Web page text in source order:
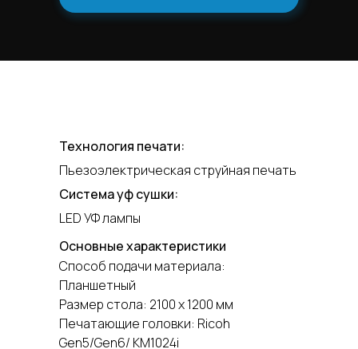
Основные характеристики
Способ подачи материала:
Планшетный
Размер стола: 2100 х 1200 мм
Печатающие головки: Ricoh
Gen5/Gen6/ KM1024i
Технология печати:
Система уф сушки:
Пьезоэлектрическая струйная печать
LED УФ лампы